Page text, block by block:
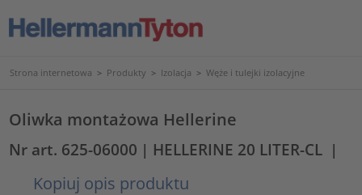
Strona internetowa > Produkty > Izolacja > Węże i tulejki izolacyjne
Oliwka montażowa Hellerine
Nr art. 625-06000 | HELLERINE 20 LITER-CL |
Kopiuj opis produktu